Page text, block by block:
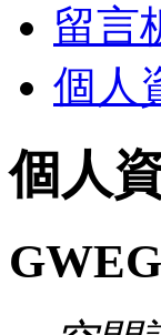
留言
個人
個人